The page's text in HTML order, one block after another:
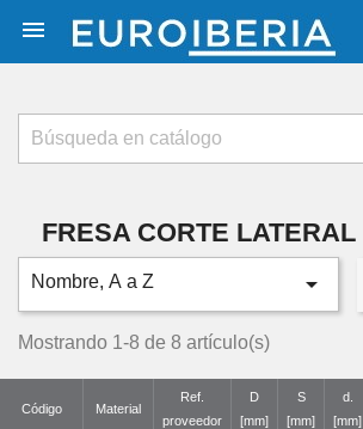

FRESA CORTE LATERAL
Nombre, A a Z 
Mostrando 1-8 de 8 artículo(s)
Código Material
Ref.
proveedor
D
[mm]
S
[mm]
d.
[mm]